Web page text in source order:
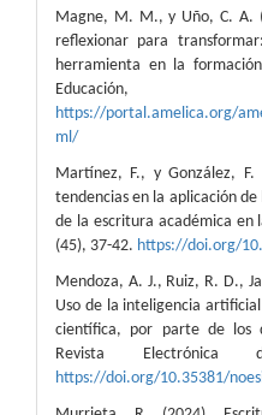
Magne, M. M., y Uño, C. A.
reflexionar para
herramienta en la
https://portal.amelica.org/
ml/
Martínez, F., y González, F.
tendencias en la aplicación
de la escritura académica en
(45), 37-42. https://doi.org/
Mendoza, A. J., Ruiz, R. D.,
Uso de la inteligencia
científica, por parte de los
Revista Electrónica
https://doi.org/10.35381/